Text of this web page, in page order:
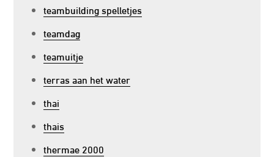
teambuilding spelletjes
teamdag
teamuitje
terras aan het water
thai
thais
thermae 2000